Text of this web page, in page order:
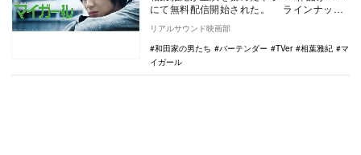
にて無料配信開始された。 ラインナップ
は、テレビ朝日系で放送された『マイガー
ル』…
リアルサウンド映画部
和田家の男たち
バーテンダー TVer 相葉雅紀
マ
イガール